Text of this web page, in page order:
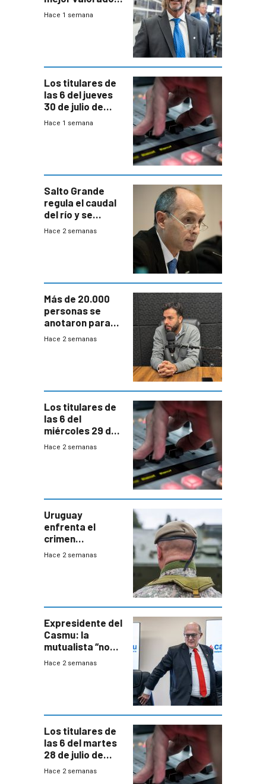
del país, según
Hace 1 semana
Los titulares de
las 6 del jueves
30 de julio de
2026
Hace 1 semana
Salto Grande
regula el caudal
del río y se
prepara para un
Hace 2 semanas
Más de 20.000
personas se
anotaron para
las pruebas
Hace 2 semanas
Los titulares de
las 6 del
miércoles 29 de
julio de 2026
Hace 2 semanas
Uruguay
enfrenta el
crimen
organizado con
seguridad
Hace 2 semanas
Expresidente del
Casmu: la
mutualista “no
está para pagar”
Hace 2 semanas
Los titulares de
las 6 del martes
28 de julio de
2026
Hace 2 semanas